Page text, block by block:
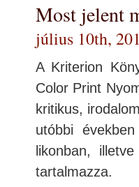
Most jelent
július 10th,
A Kriterion
Color Print
kritikus,
utóbbi
likonban,
tartalmazza.